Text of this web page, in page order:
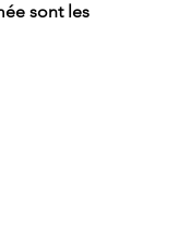
sont les